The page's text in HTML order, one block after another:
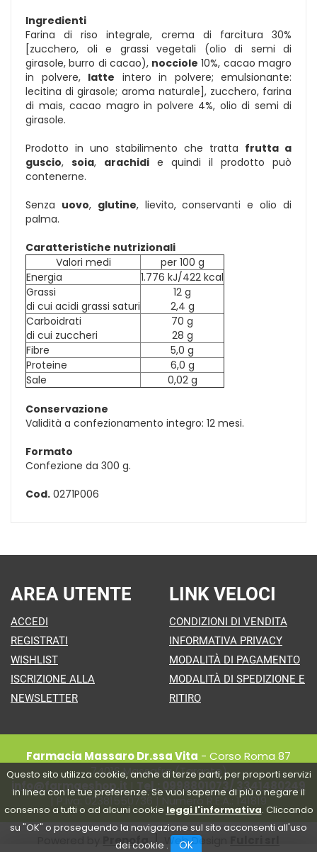
Questo sito utilizza cookie, anche di terze parti, per proporti servizi
in linea con le tue preferenze. Se vuoi saperne di più o negare il
consenso a tutti o ad alcuni cookie leggi l'informativa. Cliccando
su "OK" o proseguendo la navigazione sul sito acconsenti all'uso
dei cookie .
OK
Ingredienti
Farina di riso integrale, crema di farcitura 30%
[zucchero, oli e grassi vegetali (olio di semi di
girasole, burro di cacao), nocciole 10%, cacao magro
in polvere, latte intero in polvere; emulsionante:
lecitina di girasole; aroma naturale], zucchero, farina
di mais, cacao magro in polvere 4%, olio di semi di
girasole.
Prodotto in uno stabilimento che tratta frutta a
guscio, soia, arachidi e quindi il prodotto può
contenerne.
Senza uovo, glutine, lievito, conservanti e olio di
palma.
Caratteristiche nutrizionali
Valori medi
per 100 g
Energia
1.776 kJ/422 kcal
Grassi
di cui acidi grassi saturi
12 g
2,4 g
Carboidrati
di cui zuccheri
70 g
28 g
Fibre
5,0 g
Proteine
6,0 g
Sale
0,02 g
Conservazione
Validità a confezionamento integro: 12 mesi.
Formato
Confezione da 300 g.
Cod. 0271P006
AREA UTENTE
ACCEDI
REGISTRATI
WISHLIST
ISCRIZIONE ALLA
NEWSLETTER
LINK VELOCI
CONDIZIONI DI VENDITA
INFORMATIVA PRIVACY
MODALITÀ DI PAGAMENTO
MODALITÀ DI SPEDIZIONE E
RITIRO
Farmacia Massaro Dr.ssa Vita - Corso Roma 87
74016 Massafra (Taranto)
info@farmaeshop.it
Tel.: 0998801073/ 3341480249
| P.Iva: 02381550736 | Numero R.E.A.: 141819
Prenofa Web Design